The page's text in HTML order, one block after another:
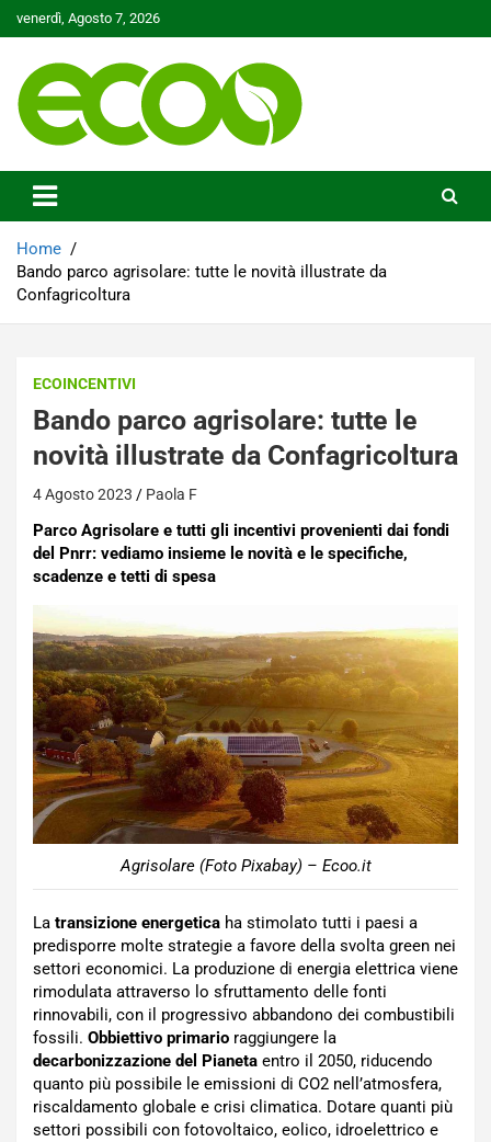
to
venerdì, Agosto 7, 2026
Ecoo.it
Home
Bando parco agrisolare: tutte le novità illustrate da
Confagricoltura
ECOINCENTIVI
Bando parco agrisolare: tutte le
novità illustrate da Confagricoltura
4 Agosto 2023 Paola F
Parco Agrisolare e tutti gli incentivi provenienti dai fondi
del Pnrr: vediamo insieme le novità e le specifiche,
scadenze e tetti di spesa
Agrisolare (Foto Pixabay) – Ecoo.it
La transizione energetica ha stimolato tutti i paesi a
predisporre molte strategie a favore della svolta green nei
settori economici. La produzione di energia elettrica viene
rimodulata attraverso lo sfruttamento delle fonti
rinnovabili, con il progressivo abbandono dei combustibili
fossili. Obbiettivo primario raggiungere la
decarbonizzazione del Pianeta entro il 2050, riducendo
quanto più possibile le emissioni di CO2 nell’atmosfera,
riscaldamento globale e crisi climatica. Dotare quanti più
settori possibili con fotovoltaico, eolico, idroelettrico e